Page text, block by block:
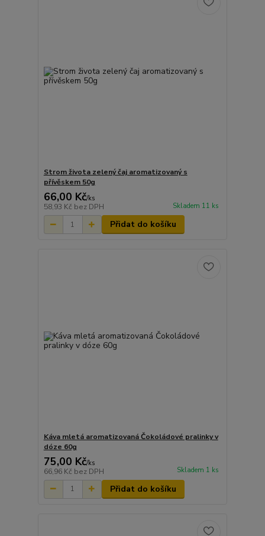
Strom života zelený čaj aromatizovaný s
přívěskem 50g
66,00 Kč/ks
58,93 Kč bez DPH Skladem 11 ks
Přidat do košíku
Káva mletá aromatizovaná Čokoládové pralinky v
dóze 60g
75,00 Kč/ks
66,96 Kč bez DPH Skladem 1 ks
Přidat do košíku